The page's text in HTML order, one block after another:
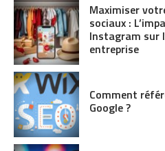
Maximiser
sociaux :
Instagram sur
entreprise
Comment
Google ?